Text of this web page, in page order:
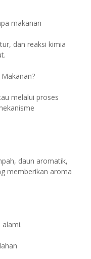
makanan
dan reaksi kimia
melalui proses
daun aromatik,
memberikan aroma
alami.